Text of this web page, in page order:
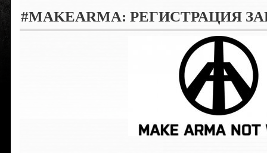
#MAKEARMA: РЕГИСТРАЦИЯ